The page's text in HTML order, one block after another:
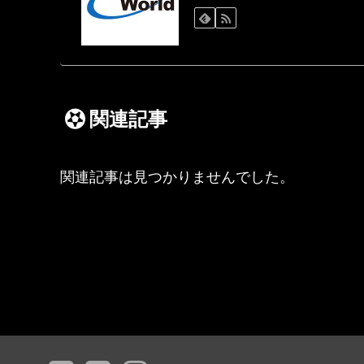
関連記事
関連記事は見つかりませんでした。